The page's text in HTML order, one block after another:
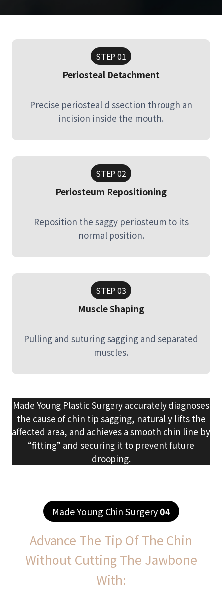
STEP 01
Periosteal Detachment
Precise periosteal dissection through an
incision inside the mouth.
STEP 02
Periosteum Repositioning
Reposition the saggy periosteum to its
normal position.
STEP 03
Muscle Shaping
Pulling and suturing sagging and separated
muscles.
Made Young Plastic Surgery accurately diagnoses
the cause of chin tip sagging, naturally lifts the
affected area, and achieves a smooth chin line by
“fitting” and securing it to prevent future
drooping.
Made Young Chin Surgery04
Advance The Tip Of The Chin
Without Cutting The Jawbone
With: